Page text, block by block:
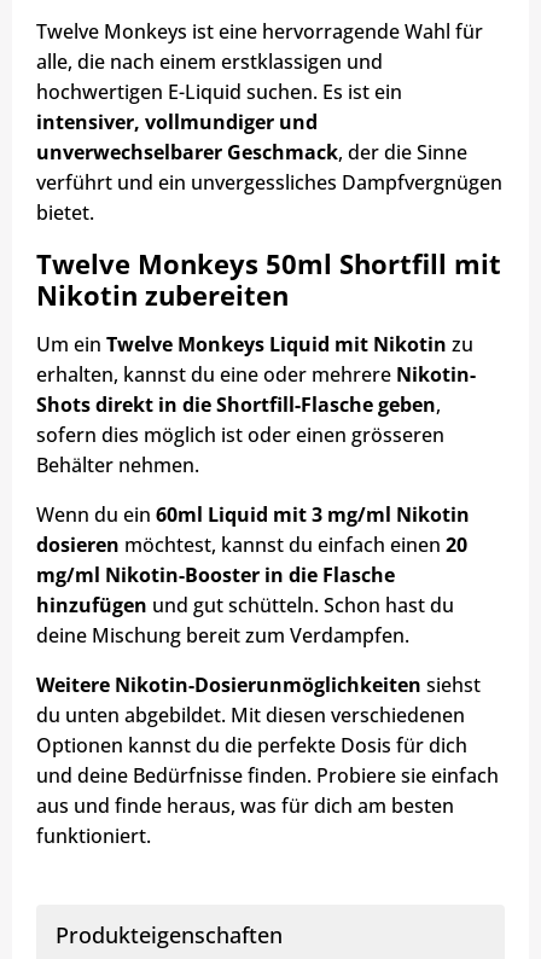
Twelve Monkeys ist eine hervorragende Wahl für
alle, die nach einem erstklassigen und
hochwertigen E-Liquid suchen. Es ist ein
intensiver, vollmundiger und
unverwechselbarer Geschmack, der die Sinne
verführt und ein unvergessliches Dampfvergnügen
bietet.
Twelve Monkeys 50ml Shortfill mit
Nikotin zubereiten
Um ein Twelve Monkeys Liquid mit Nikotin zu
erhalten, kannst du eine oder mehrere Nikotin-
Shots direkt in die Shortfill-Flasche geben,
sofern dies möglich ist oder einen grösseren
Behälter nehmen.
Wenn du ein 60ml Liquid mit 3 mg/ml Nikotin
dosieren möchtest, kannst du einfach einen 20
mg/ml Nikotin-Booster in die Flasche
hinzufügen und gut schütteln. Schon hast du
deine Mischung bereit zum Verdampfen.
Weitere Nikotin-Dosierunmöglichkeiten siehst
du unten abgebildet. Mit diesen verschiedenen
Optionen kannst du die perfekte Dosis für dich
und deine Bedürfnisse finden. Probiere sie einfach
aus und finde heraus, was für dich am besten
funktioniert.
Produkteigenschaften